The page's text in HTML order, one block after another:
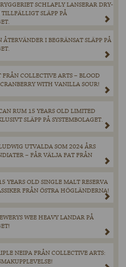
SCHLAFLY LANSERAR DRY-
SLÄPP PÅ
I BEGRÄNSAT SLÄPP PÅ
FRÅN COLLECTIVE ARTS – BLOOD
WITH VANILLA SOUR!
RUM 15 YEARS OLD LIMITED
SLÄPP PÅ SYSTEMBOLAGET.
UTVALDA SOM 2024 ÅRS
– FÅR VÄLJA FAT FRÅN
YEARS OLD SINGLE MALT RESERVA
FRÅN ÖSTRA HÖGLÄNDERNA!
WEE HEAVY LANDAR PÅ
NEIPA FRÅN COLLECTIVE ARTS: